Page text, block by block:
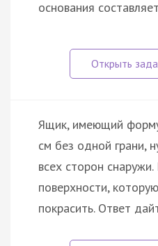
основания составляет
Ящик, имеющий
см без одной грани,
всех сторон
поверхности,
покрасить. Ответ